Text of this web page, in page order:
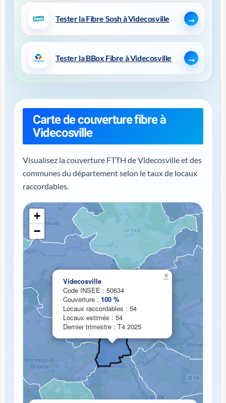
Tester la Fibre Sosh à Videcosville
Tester la BBox Fibre à Videcosville
Carte de couverture fibre à
Videcosville
Visualisez la couverture FTTH de Videcosville et des
communes du département selon le taux de locaux
raccordables.
Chargement de la carte de couverture fibre...
Videcosville
Code INSEE : 50634
Couverture : 100 %
Locaux raccordables : 54
Locaux estimés : 54
Dernier trimestre : T4 2025
×
+
−